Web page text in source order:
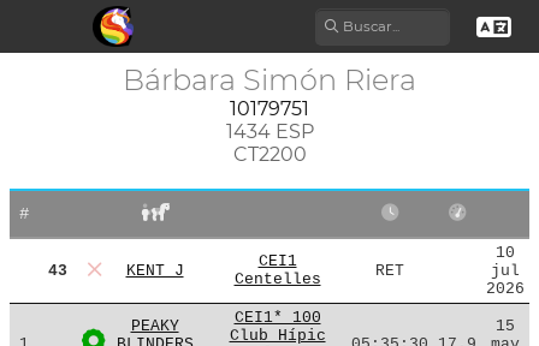
Bárbara Simón Riera
10179751
1434 ESP
CT2200
#
43 KENT J
CEI1
Centelles
RET
10
jul
2026
PEAKY
CEI1* 100
Club Hípic
15